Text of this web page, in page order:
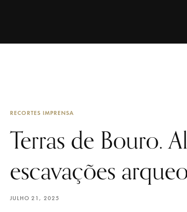
RECORTES IMPRENSA
Terras de Bouro.
escavações
JULHO 21, 2025